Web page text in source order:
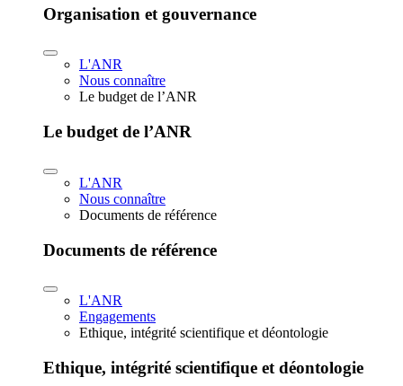
Organisation et gouvernance
L'ANR
Nous connaître
Le budget de l’ANR
Le budget de l’ANR
L'ANR
Nous connaître
Documents de référence
Documents de référence
L'ANR
Engagements
Ethique, intégrité scientifique et déontologie
Ethique, intégrité scientifique et déontologie